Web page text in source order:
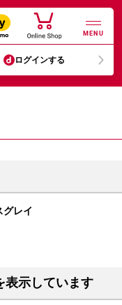
MENU
ログインする
レイ
表示しています